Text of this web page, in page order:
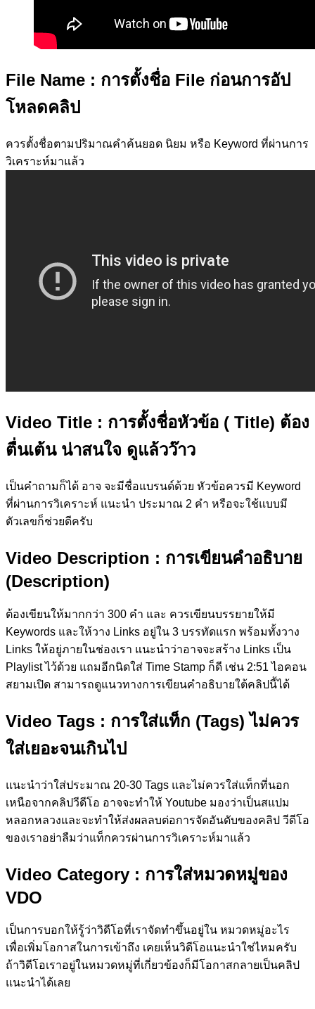
File Name : การตั้งชื่อ File ก่อนการอัป
โหลดคลิป
ควรตั้งชื่อตามปริมาณคำค้นยอด นิยม หรือ Keyword ที่ผ่านการ
วิเคราะห์มาแล้ว
Video Title : การตั้งชื่อหัวข้อ ( Title) ต้อง
ตื่นเต้น น่าสนใจ ดูแล้วว๊าว
เป็นคำถามก็ได้ อาจ จะมีชื่อแบรนด์ด้วย หัวข้อควรมี Keyword
ที่ผ่านการวิเคราะห์ แนะนำ ประมาณ 2 คำ หรือจะใช้แบบมี
ตัวเลขก็ช่วยดีครับ
Video Description : การเขียนคำอธิบาย
(Description)
ต้องเขียนให้มากกว่า 300 คำ และ ควรเขียนบรรยายให้มี
Keywords และให้วาง Links อยู่ใน 3 บรรทัดแรก พร้อมทั้งวาง
Links ให้อยู่ภายในช่องเรา แนะนำว่าอาจจะสร้าง Links เป็น
Playlist ไว้ด้วย แถมอีกนิดใส่ Time Stamp ก็ดี เช่น 2:51 ไอคอน
สยามเปิด สามารถดูแนวทางการเขียนคำอธิบายใต้คลิปนี้ได้
Video Tags : การใส่แท็ก (Tags) ไม่ควร
ใส่เยอะจนเกินไป
แนะนำว่าใส่ประมาณ 20-30 Tags และไม่ควรใส่แท็กที่นอก
เหนือจากคลิปวีดีโอ อาจจะทำให้ Youtube มองว่าเป็นสแปม
หลอกหลวงและจะทำให้ส่งผลลบต่อการจัดอันดับของคลิป วีดีโอ
ของเราอย่าลืมว่าแท็กควรผ่านการวิเคราะห์มาแล้ว
Video Category : การใส่หมวดหมู่ของ
VDO
เป็นการบอกให้รู้ว่าวิดีโอที่เราจัดทำขึ้นอยู่ใน หมวดหมู่อะไร
เพื่อเพิ่มโอกาสในการเข้าถึง เคยเห็นวิดีโอแนะนำใช่ไหมครับ
ถ้าวิดีโอเราอยู่ในหมวดหมู่ที่เกี่ยวข้องก็มีโอกาสกลายเป็นคลิป
แนะนำได้เลย